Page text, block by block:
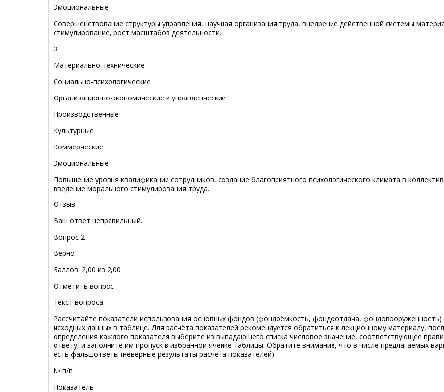
Эмоциональные
Совершенствование структуры управления, научная организация труда, внедрение действенной системы
стимулирование, рост масштабов деятельности.
3.
Материально-технические
Социально-психологические
Организационно-экономические и управленческие
Производственные
Культурные
Коммерческие
Эмоциональные
Повышение уровня квалификации сотрудников, создание благоприятного психологического климата в
введение морального стимулирования труда.
Отзыв
Ваш ответ неправильный.
Вопрос 2
Верно
Баллов: 2,00 из 2,00
Отметить вопрос
Текст вопроса
Рассчитайте показатели использования основных фондов (фондоёмкость, фондоотдача, фондовооруженность)
исходных данных в таблице. Для расчёта показателей рекомендуется обратиться к лекционному материалу,
определения каждого показателя выберите из выпадающего списка числовое значение, соответствующее
ответу, и заполните им пропуск в избранной ячейке таблицы. Обратите внимание, что в числе предлагаемых
есть фальшответы (неверные результаты расчёта показателей).
№ п/п
Показатель